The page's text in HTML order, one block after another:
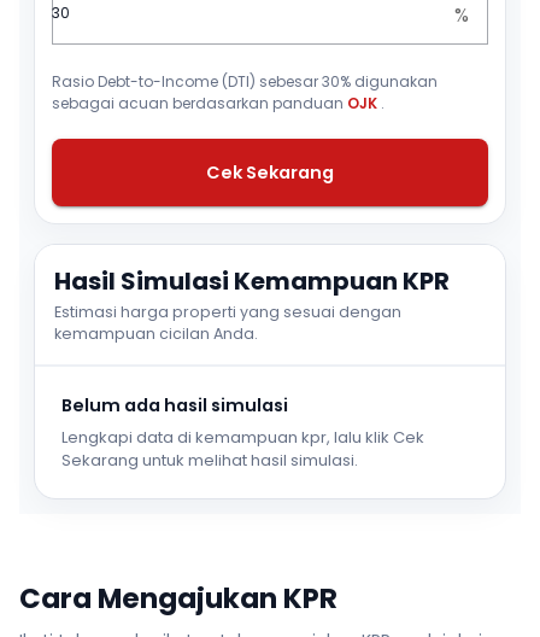
%
Rasio Debt-to-Income (DTI) sebesar 30% digunakan
sebagai acuan berdasarkan panduan OJK .
Cek Sekarang
Hasil Simulasi Kemampuan KPR
Estimasi harga properti yang sesuai dengan
kemampuan cicilan Anda.
Belum ada hasil simulasi
Lengkapi data di kemampuan kpr, lalu klik Cek
Sekarang untuk melihat hasil simulasi.
Cara Mengajukan KPR